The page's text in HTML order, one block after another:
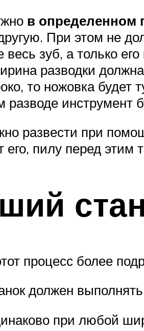
в определенном
При этом не
весь зуб, а только
разводки
то ножовка будет
разводе инструмент
развести при
пилу перед этим
процесс более
должен
при любой